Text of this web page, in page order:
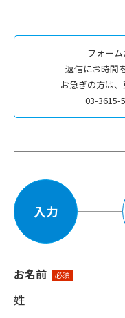
フォー
返信にお時間
お急ぎの方は
03-3615-
入力
お名前 必須
姓